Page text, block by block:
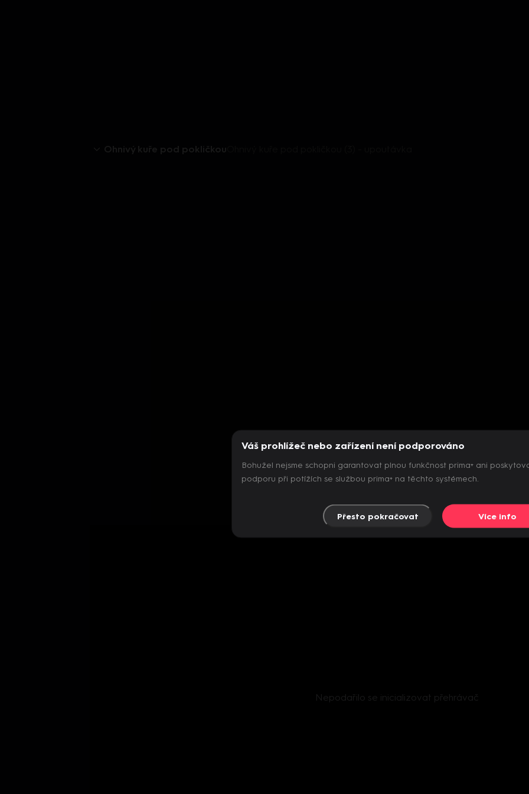
Nepodařilo se inicializovat přehrávač
Váš prohlížeč nebo zařízení není podporováno
Bohužel nejsme schopni garantovat plnou funkčnost prima+ ani
podporu při potížích se službou prima+ na těchto systémech.
Přesto pokračovat Více info